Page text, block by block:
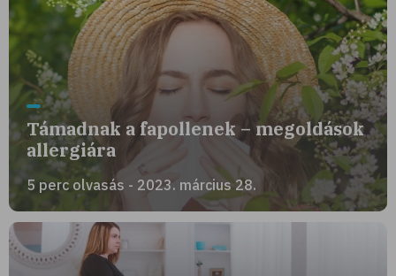
Támadnak a fapollenek – megoldások
allergiára
5 perc olvasás - 2023. március 28.